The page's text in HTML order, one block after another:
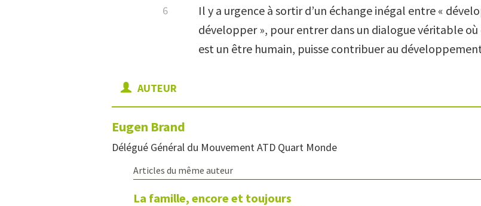
Il y a urgence à sortir d’un échange inégal entre «
développer », pour entrer dans un dialogue véritable où
est un être humain, puisse contribuer au
AUTEUR
Eugen Brand
Délégué Général du Mouvement ATD Quart Monde
Articles du même auteur
La famille, encore et toujours